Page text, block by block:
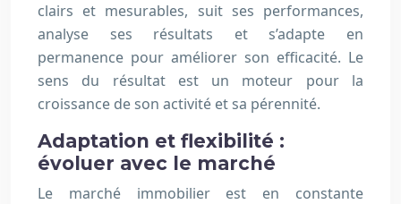
clairs et mesurables, suit ses performances,
analyse ses résultats et s’adapte en
permanence pour améliorer son efficacité. Le
sens du résultat est un moteur pour la
croissance de son activité et sa pérennité.
Adaptation et flexibilité :
évoluer avec le marché
Le marché immobilier est en constante